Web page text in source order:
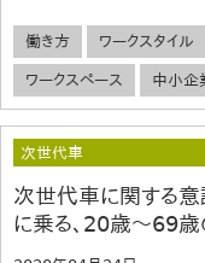
働き方 ワークスタイル
ワークスペース 中小企
次世代車
次世代車に関する
に乗る、20歳～69歳